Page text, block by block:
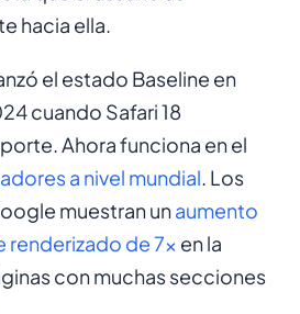
hacia ella.
el estado Baseline en
cuando Safari 18
Ahora funciona en el
a nivel mundial. Los
muestran unaumento
renderizado de 7x en la
con muchas secciones